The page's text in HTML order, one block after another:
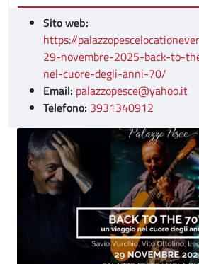
Sito web:
https://
29-novembre-2025-back-to-
nel-cuore-degli-anni-70/
Email: palazzopesce@yahoo.it
Telefono: 3931340912